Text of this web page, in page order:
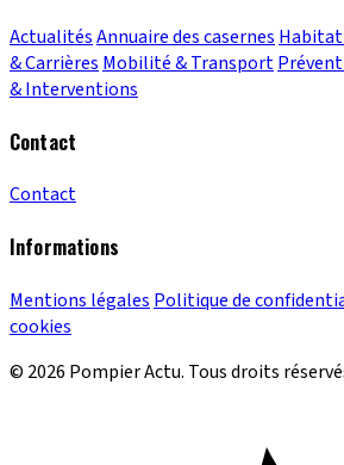
ActualitésAnnuaire des casernes Habitat
& Carrières Mobilité & Transport
& Interventions
Contact
Contact
Informations
Mentions légales Politique de
cookies
© 2026 Pompier Actu. Tous droits